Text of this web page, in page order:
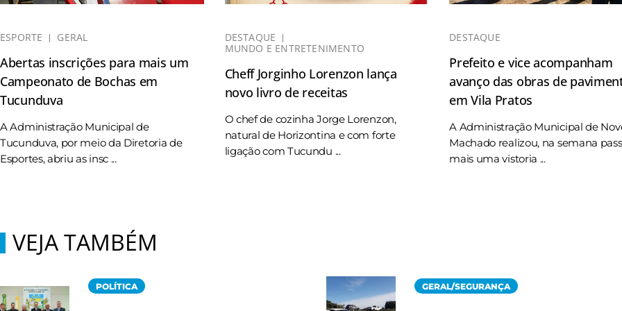
ESPORTE GERAL
Abertas inscrições para mais um
Campeonato de Bochas em
Tucunduva
A Administração Municipal de
Tucunduva, por meio da Diretoria de
Esportes, abriu as insc ...
DESTAQUE
MUNDO E ENTRETENIMENTO
Cheff Jorginho Lorenzon lança
novo livro de receitas
O chef de cozinha Jorge Lorenzon,
natural de Horizontina e com forte
ligação com Tucundu ...
DESTAQUE
Prefeito e vice acompanham
avanço das obras de
em Vila Pratos
A Administração Municipal de
Machado realizou, na semana
mais uma vistoria ...
VEJA TAMBÉM
POLÍTICA GERAL/SEGURANÇA